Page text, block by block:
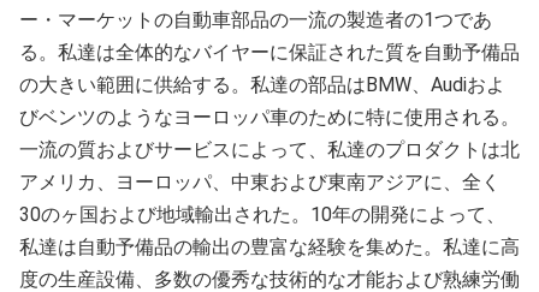
ー・マーケットの自動車部品の一流の製造者の1つであ
る。私達は全体的なバイヤーに保証された質を自動予備品
の大きい範囲に供給する。私達の部品はBMW、Audiおよ
びベンツのようなヨーロッパ車のために特に使用される。
一流の質およびサービスによって、私達のプロダクトは北
アメリカ、ヨーロッパ、中東および東南アジアに、全く
30のヶ国および地域輸出された。10年の開発によって、
私達は自動予備品の輸出の豊富な経験を集めた。私達に高
度の生産設備、多数の優秀な技術的な才能および熟練労働